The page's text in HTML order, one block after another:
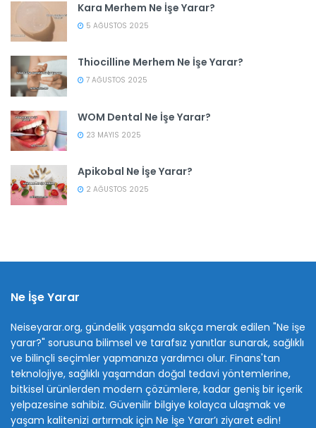
Kara Merhem Ne İşe Yarar?
5 AĞUSTOS 2025
Thiocilline Merhem Ne İşe Yarar?
7 AĞUSTOS 2025
WOM Dental Ne İşe Yarar?
23 MAYIS 2025
Apikobal Ne İşe Yarar?
2 AĞUSTOS 2025
Ne İşe Yarar
Neiseyarar.org, gündelik yaşamda sıkça merak edilen "Ne işe
yarar?" sorusuna bilimsel ve tarafsız yanıtlar sunarak, sağlıklı
ve bilinçli seçimler yapmanıza yardımcı olur. Finans'tan
teknolojiye, sağlıklı yaşamdan doğal tedavi yöntemlerine,
bitkisel ürünlerden modern çözümlere, kadar geniş bir içerik
yelpazesine sahibiz. Güvenilir bilgiye kolayca ulaşmak ve
yaşam kalitenizi artırmak için Ne İşe Yarar’ı ziyaret edin!